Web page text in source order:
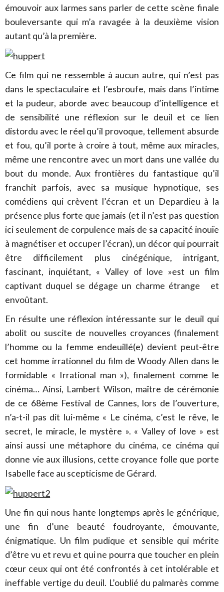
émouvoir aux larmes sans parler de cette scène finale
bouleversante qui m’a ravagée à la deuxième vision
autant qu’à la première.
Ce film qui ne ressemble à aucun autre, qui n’est pas
dans le spectaculaire et l’esbroufe, mais dans l’intime
et la pudeur, aborde avec beaucoup d’intelligence et
de sensibilité une réflexion sur le deuil et ce lien
distordu avec le réel qu’il provoque, tellement absurde
et fou, qu’il porte à croire à tout, même aux miracles,
même une rencontre avec un mort dans une vallée du
bout du monde. Aux frontières du fantastique qu’il
franchit parfois, avec sa musique hypnotique, ses
comédiens qui crèvent l’écran et un Depardieu à la
présence plus forte que jamais (et il n’est pas question
ici seulement de corpulence mais de sa capacité inouïe
à magnétiser et occuper l’écran), un décor qui pourrait
être difficilement plus cinégénique, intrigant,
fascinant, inquiétant, « Valley of love »est un film
captivant duquel se dégage un charme étrange et
envoûtant.
En résulte une réflexion intéressante sur le deuil qui
abolit ou suscite de nouvelles croyances (finalement
l’homme ou la femme endeuillé(e) devient peut-être
cet homme irrationnel du film de Woody Allen dans le
formidable « Irrational man »), finalement comme le
cinéma… Ainsi, Lambert Wilson, maître de cérémonie
de ce 68ème Festival de Cannes, lors de l’ouverture,
n’a-t-il pas dit lui-même « Le cinéma, c’est le rêve, le
secret, le miracle, le mystère ». « Valley of love » est
ainsi aussi une métaphore du cinéma, ce cinéma qui
donne vie aux illusions, cette croyance folle que porte
Isabelle face au scepticisme de Gérard.
Une fin qui nous hante longtemps après le générique,
une fin d’une beauté foudroyante, émouvante,
énigmatique. Un film pudique et sensible qui mérite
d’être vu et revu et qui ne pourra que toucher en plein
cœur ceux qui ont été confrontés à cet intolérable et
ineffable vertige du deuil. L’oublié du palmarès comme